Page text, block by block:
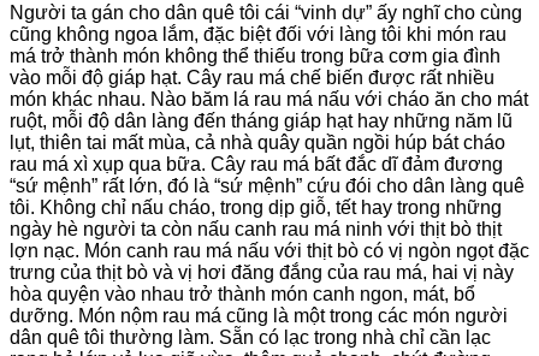
Người ta gán cho dân quê tôi cái “vinh dự” ấy nghĩ cho cùng
cũng không ngoa lắm, đặc biệt đối với làng tôi khi món rau
má trở thành món không thể thiếu trong bữa cơm gia đình
vào mỗi độ giáp hạt. Cây rau má chế biến được rất nhiều
món khác nhau. Nào băm lá rau má nấu với cháo ăn cho mát
ruột, mỗi độ dân làng đến tháng giáp hạt hay những năm lũ
lụt, thiên tai mất mùa, cả nhà quây quần ngồi húp bát cháo
rau má xì xụp qua bữa. Cây rau má bất đắc dĩ đảm đương
“sứ mệnh” rất lớn, đó là “sứ mệnh” cứu đói cho dân làng quê
tôi. Không chỉ nấu cháo, trong dịp giỗ, tết hay trong những
ngày hè người ta còn nấu canh rau má ninh với thịt bò thịt
lợn nạc. Món canh rau má nấu với thịt bò có vị ngòn ngọt đặc
trưng của thịt bò và vị hơi đăng đắng của rau má, hai vị này
hòa quyện vào nhau trở thành món canh ngon, mát, bổ
dưỡng. Món nộm rau má cũng là một trong các món người
dân quê tôi thường làm. Sẵn có lạc trong nhà chỉ cần lạc